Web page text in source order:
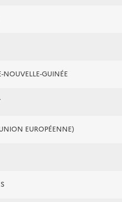
NOUVELLE-GUINÉE
EUROPÉENNE)